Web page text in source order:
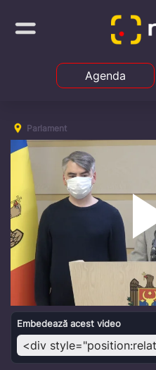
Agenda
Parlament
Embedează acest video